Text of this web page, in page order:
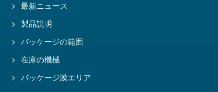
最新ニュース
製品説明
パッケージの範囲
在庫の機械
パッケージ膜エリア